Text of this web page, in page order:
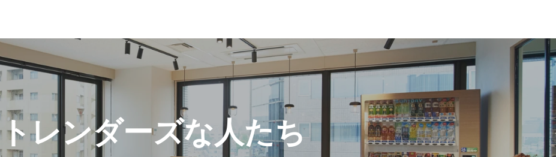
トレンダーズな人たち